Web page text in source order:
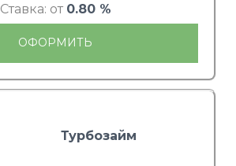
Ставка: от 0.80 %
ОФОРМИТЬ
Турбозайм